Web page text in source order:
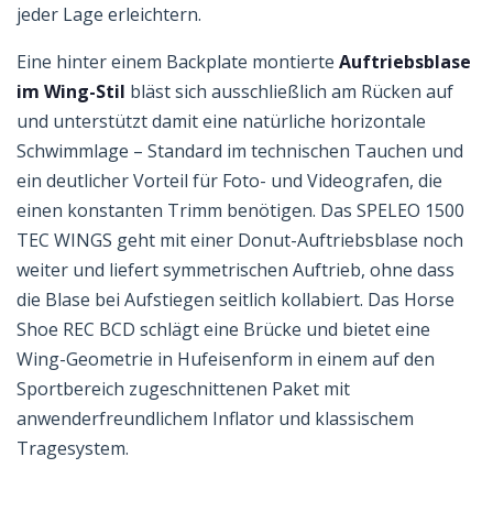
jeder Lage erleichtern.
Eine hinter einem Backplate montierte Auftriebsblase
im Wing-Stil bläst sich ausschließlich am Rücken auf
und unterstützt damit eine natürliche horizontale
Schwimmlage – Standard im technischen Tauchen und
ein deutlicher Vorteil für Foto- und Videografen, die
einen konstanten Trimm benötigen. Das SPELEO 1500
TEC WINGS geht mit einer Donut-Auftriebsblase noch
weiter und liefert symmetrischen Auftrieb, ohne dass
die Blase bei Aufstiegen seitlich kollabiert. Das Horse
Shoe REC BCD schlägt eine Brücke und bietet eine
Wing-Geometrie in Hufeisenform in einem auf den
Sportbereich zugeschnittenen Paket mit
anwenderfreundlichem Inflator und klassischem
Tragesystem.